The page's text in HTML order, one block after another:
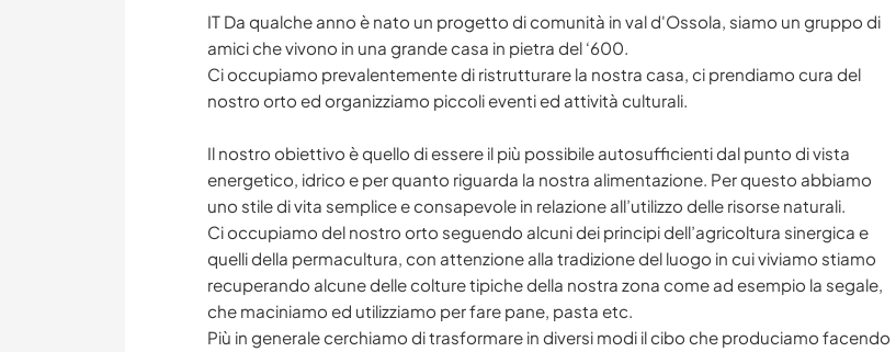
IT Da qualche anno è nato un progetto di comunità in val d'Ossola, siamo un gruppo di
amici che vivono in una grande casa in pietra del ‘600.
Ci occupiamo prevalentemente di ristrutturare la nostra casa, ci prendiamo cura del
nostro orto ed organizziamo piccoli eventi ed attività culturali.
Il nostro obiettivo è quello di essere il più possibile autosufficienti dal punto di vista
energetico, idrico e per quanto riguarda la nostra alimentazione. Per questo abbiamo
uno stile di vita semplice e consapevole in relazione all’utilizzo delle risorse naturali.
Ci occupiamo del nostro orto seguendo alcuni dei principi dell’agricoltura sinergica e
quelli della permacultura, con attenzione alla tradizione del luogo in cui viviamo stiamo
recuperando alcune delle colture tipiche della nostra zona come ad esempio la segale,
che maciniamo ed utilizziamo per fare pane, pasta etc.
Più in generale cerchiamo di trasformare in diversi modi il cibo che produciamo facendo